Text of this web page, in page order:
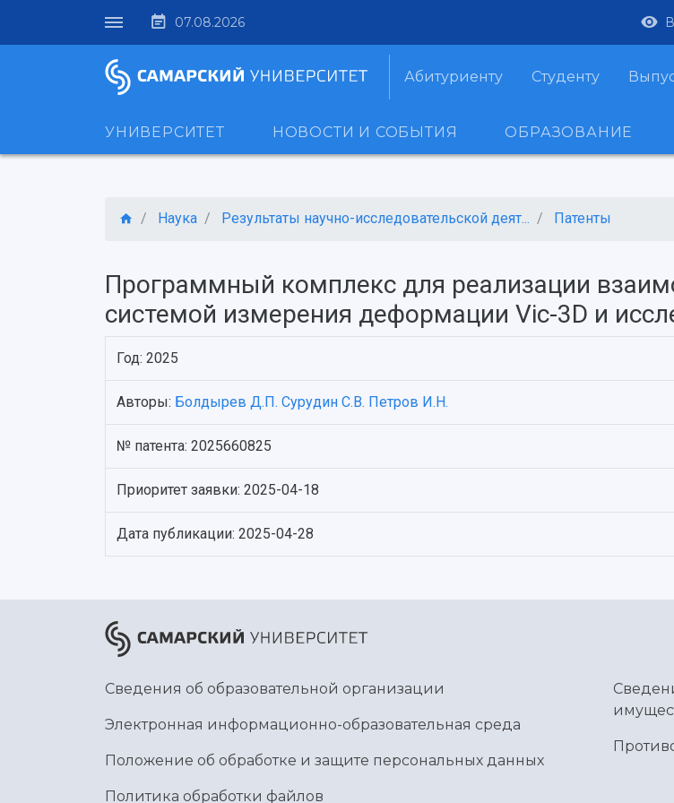
07.08.2026
Абитуриенту Студенту
УНИВЕРСИТЕТ НОВОСТИ И СОБЫТИЯ ОБРАЗОВАНИЕ
Наука Результаты научно-исследовательской деят... Патенты
Программный комплекс для реализации
системой измерения деформации Vic-3D и
Год: 2025
Авторы: Болдырев Д.П. Сурудин С.В. Петров И.Н.
№ патента: 2025660825
Приоритет заявки: 2025-04-18
Дата публикации: 2025-04-28
Сведения об образовательной организации
Электронная информационно-образовательная среда
Положение об обработке и защите персональных данных
Политика обработки файлов